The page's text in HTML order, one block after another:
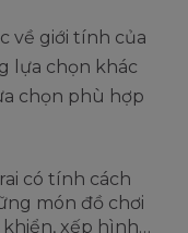
về giới tính của
lựa chọn khác
chọn phù hợp
có tính cách
món đồ chơi
khiển, xếp hình…